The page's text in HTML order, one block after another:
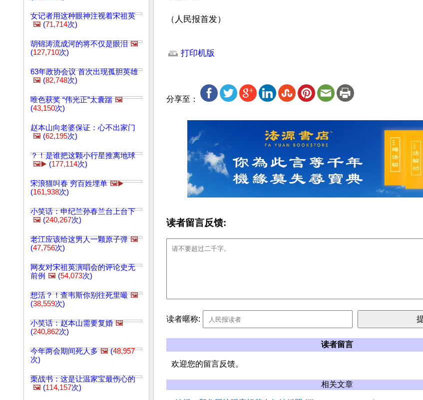
女记者用这种眼神注视着宋祖英
🖼️ (71,714次)
胡锦涛流成河的将不仅是眼泪 🖼️
(127,710次)
63年政协会议 首次出现孤胆英雄
🖼️ (82,748次)
唯色获奖 “伟光正”太囊踹 🖼️
(43,150次)
赵本山向老婆保证：心不出家门
🖼️ (62,195次)
？！是谁把这颗小行星推离地球
🖼️▶️ (177,114次)
宋浪猫叫春 穷百姓埋单 🖼️▶️
(161,938次)
小笑话：申纪兰孙春兰台上台下
🖼️ (240,267次)
老江应该给这男人一颗原子弹 🖼️
(47,756次)
网友对宋祖英演唱会的评论史无
前例 🖼️ (54,073次)
想活？！查韦斯你别往死里嘬 🖼️
(38,559次)
小笑话：赵本山需要复婚 🖼️
(240,862次)
今年两会期间死人多 🖼️(48,957
次)
栗战书：这是让温家宝最伤心的
🖼️ (114,157次)
（人民报首发）
打印机版
分享至：
读者留言反馈:
读者暱称:
读者留言
欢迎您的留言反馈。
相关文章